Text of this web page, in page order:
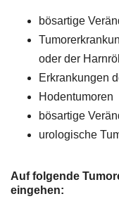
bösartige
oder der
Erkrankungen
Hodentumoren
bösartige
urologische
Auf folgende
eingehen: